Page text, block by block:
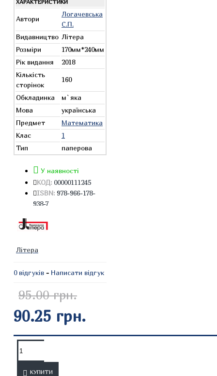
ХАРАКТЕРИСТИКИ
Автори
Логачевська
С.П.
Видавництво Літера
Розміри
170мм*240мм
Рік видання
2018
Кількість
сторінок
160
Обкладинка
м`яка
Мова
українська
Предмет
Математика
Клас
1
Тип
паперова
У наявності
КОД: 00000111245
ISBN: 978-966-178-
938-7
Літера
0 відгуків - Написати відгук
95.00 грн.
90.25 грн.
КУПИТИ
ОПИС